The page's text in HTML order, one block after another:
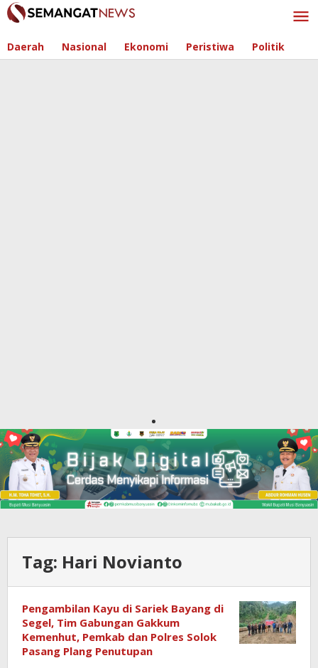
Skip
to
Daerah Nasional Ekonomi Peristiwa Politik
Tag: Hari Novianto
Pengambilan Kayu di Sariek Bayang di
Segel, Tim Gabungan Gakkum
Kemenhut, Pemkab dan Polres Solok
Pasang Plang Penutupan